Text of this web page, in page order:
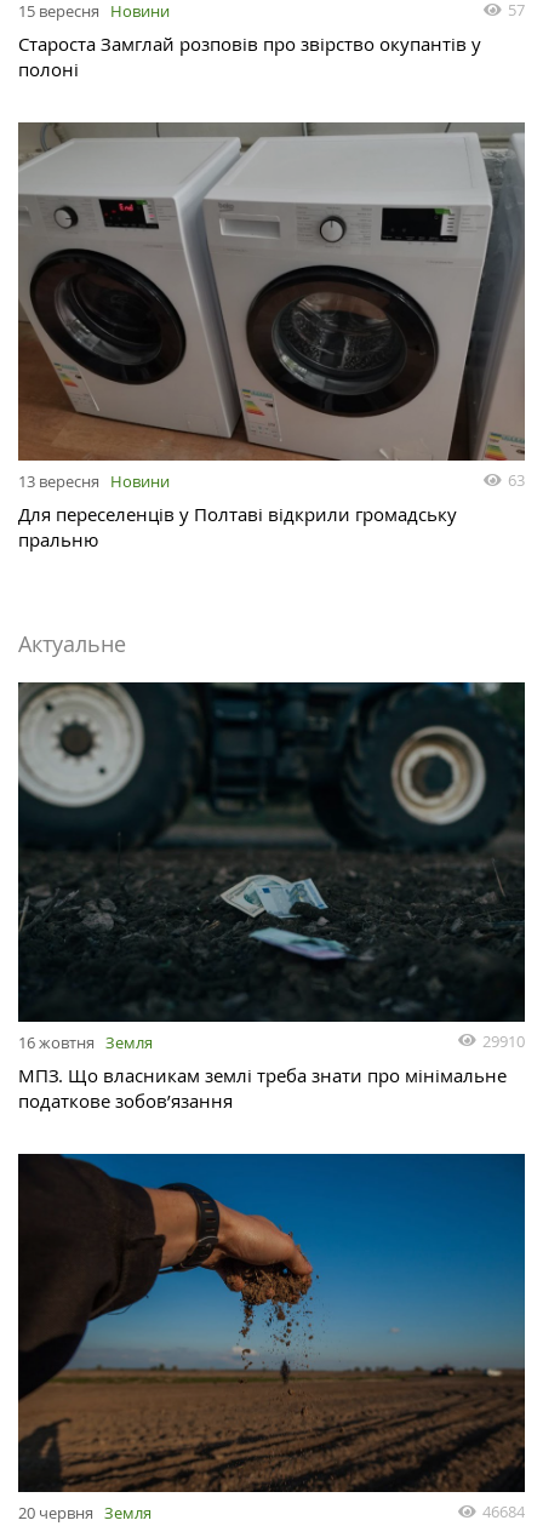
15 вересня Новини 57
Староста Замглай розповів про звірство окупантів у
полоні
13 вересня Новини 63
Для переселенців у Полтаві відкрили громадську
пральню
Актуальне
16 жовтня Земля 29910
МПЗ. Що власникам землі треба знати про мінімальне
податкове зобов’язання
20 червня Земля 46684